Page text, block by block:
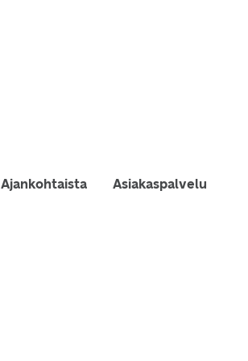
Ajankohtaista Asiakaspalvelu